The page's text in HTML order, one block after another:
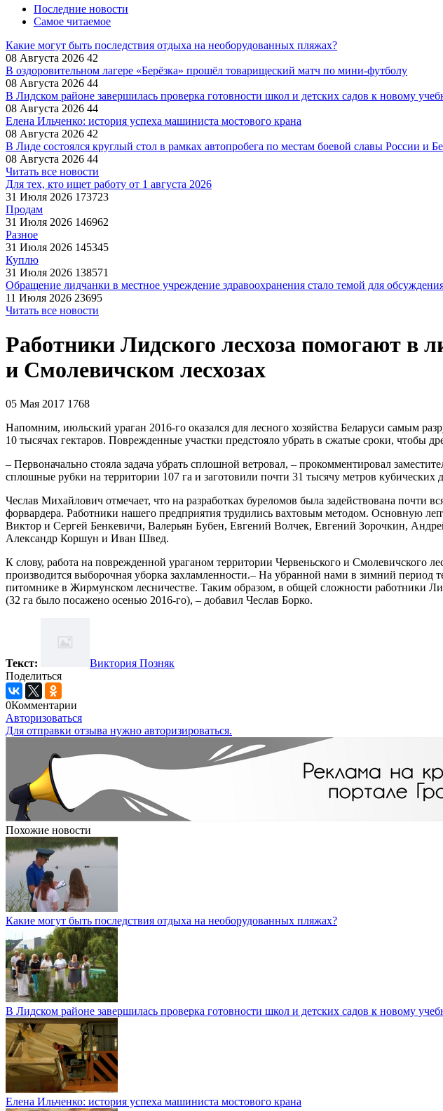
Последние новости
Самое читаемое
Какие могут быть последствия отдыха на необорудованных пляжах?
08 Августа 2026 42
В оздоровительном лагере «Берёзка» прошёл товарищеский матч по мини-футболу
08 Августа 2026 44
В Лидском районе завершилась проверка готовности школ и детских садов к новому
08 Августа 2026 44
Елена Ильченко: история успеха машиниста мостового крана
08 Августа 2026 42
В Лиде состоялся круглый стол в рамках автопробега по местам боевой славы России и
08 Августа 2026 44
Читать все новости
Для тех, кто ищет работу от 1 августа 2026
31 Июля 2026 173723
Продам
31 Июля 2026 146962
Разное
31 Июля 2026 145345
Куплю
31 Июля 2026 138571
Обращение лидчанки в местное учреждение здравоохранения стало темой для
11 Июля 2026 23695
Читать все новости
Работники Лидского лесхоза помогают в
и Смолевичском лесхозах
05 Мая 2017 1768
Напомним, июльский ураган 2016-го оказался для лесного хозяйства Беларуси самым
10 тысячах гектаров. Поврежденные участки предстояло убрать в сжатые сроки, чтобы
– Первоначально стояла задача убрать сплошной ветровал, – прокомментировал
сплошные рубки на территории 107 га и заготовили почти 31 тысячу метров
Чеслав Михайлович отмечает, что на разработках буреломов была задействована почти
форвардера. Работники нашего предприятия трудились вахтовым методом. Основную
Виктор и Сергей Бенкевичи, Валерьян Бубен, Евгений Волчек, Евгений Зорочкин,
Александр Коршун и Иван Швед.
К слову, работа на поврежденной ураганом территории Червеньского и Смолевичского
производится выборочная уборка захламленности.– На убранной нами в зимний
питомнике в Жирмунском лесничестве. Таким образом, в общей сложности работники
(32 га было посажено осенью 2016-го), – добавил Чеслав Борко.
Текст:
Виктория Позняк
Поделиться
0Комментарии
Авторизоваться
Для отправки отзыва нужно авторизироваться.
Похожие новости
Какие могут быть последствия отдыха на необорудованных пляжах?
В Лидском районе завершилась проверка готовности школ и детских садов к новому
Елена Ильченко: история успеха машиниста мостового крана